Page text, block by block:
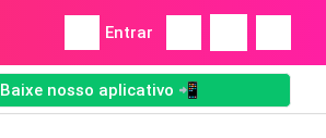
Entrar
Baixe nosso aplicativo 📲